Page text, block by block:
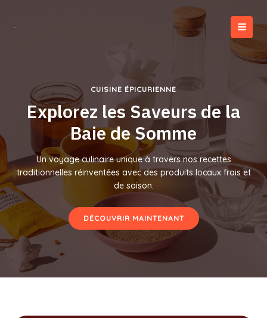
CUISINE ÉPICURIENNE
Explorez les Saveurs de la
Baie de Somme
Un voyage culinaire unique à travers nos recettes
traditionnelles réinventées avec des produits locaux frais et
de saison.
DÉCOUVRIR MAINTENANT